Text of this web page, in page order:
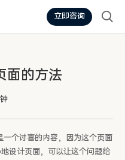
立即咨询
面的方法
个讨喜的内容，因为这个页面
设计页面，可以让这个问题给